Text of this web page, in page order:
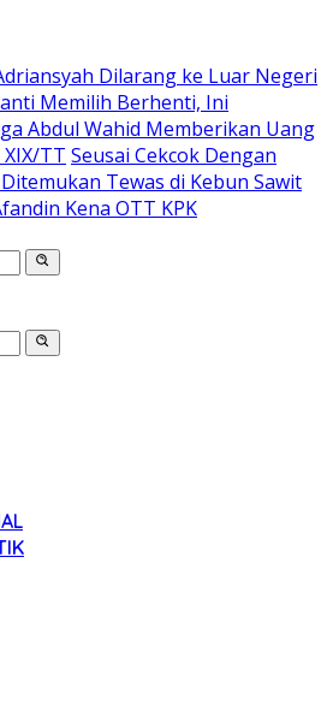
Dilarang ke Luar Negeri
Memilih Berhenti, Ini
Abdul Wahid Memberikan Uang
TT Seusai Cekcok Dengan
Tewas di Kebun Sawit
Kena OTT KPK